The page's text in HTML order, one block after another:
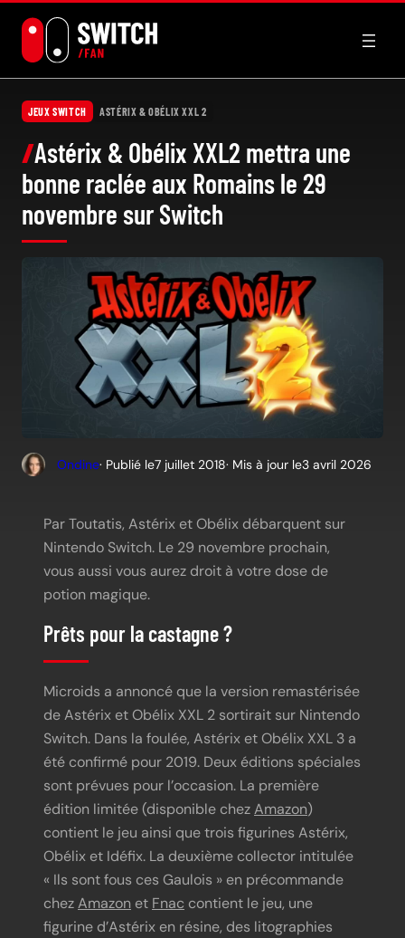
contenu
JEUX SWITCH ASTÉRIX & OBÉLIX XXL 2
Astérix & Obélix XXL2 mettra une
bonne raclée aux Romains le 29
novembre sur Switch
Ondine· Publié le7 juillet 2018· Mis à jour le3 avril 2026
Par Toutatis, Astérix et Obélix débarquent sur
Nintendo Switch. Le 29 novembre prochain,
vous aussi vous aurez droit à votre dose de
potion magique.
Prêts pour la castagne ?
Microids a annoncé que la version remastérisée
de Astérix et Obélix XXL 2 sortirait sur Nintendo
Switch. Dans la foulée, Astérix et Obélix XXL 3 a
été confirmé pour 2019. Deux éditions spéciales
sont prévues pour l’occasion. La première
édition limitée (disponible chezAmazon)
contient le jeu ainsi que trois figurines Astérix,
Obélix et Idéfix. La deuxième collector intitulée
« Ils sont fous ces Gaulois » en précommande
chezAmazon et Fnac contient le jeu, une
figurine d’Astérix en résine, des litographies